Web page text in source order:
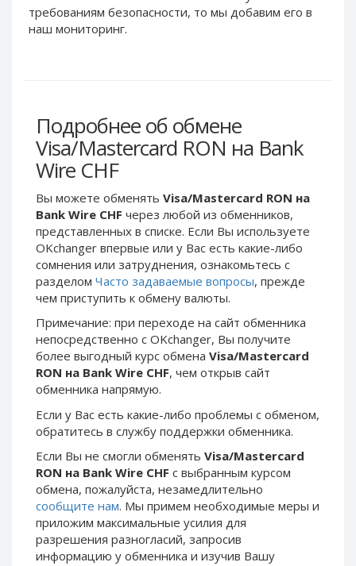
требованиям безопасности, то мы добавим его в
наш мониторинг.
Подробнее об обмене
Visa/Mastercard RON на Bank
Wire CHF
Вы можете обменять Visa/Mastercard RON на
Bank Wire CHF через любой из обменников,
представленных в списке. Если Вы используете
OKchanger впервые или у Вас есть какие-либо
сомнения или затруднения, ознакомьтесь с
разделом Часто задаваемые вопросы, прежде
чем приступить к обмену валюты.
Примечание: при переходе на сайт обменника
непосредственно c OKchanger, Вы получите
более выгодный курс обмена Visa/Mastercard
RON на Bank Wire CHF, чем открыв сайт
обменника напрямую.
Если у Вас есть какие-либо проблемы с обменом,
обратитесь в службу поддержки обменника.
Если Вы не смогли обменять Visa/Mastercard
RON на Bank Wire CHF с выбранным курсом
обмена, пожалуйста, незамедлительно
сообщите нам. Мы примем необходимые меры и
приложим максимальные усилия для
разрешения разногласий, запросив
информацию у обменника и изучив Вашу
Webmoney WMK
Skril EUR
Skril INR
Skril PLN
Skril GBP
Skril AUD
Skril NOK
Skril SEK
Paxum USD
Paxum EUR
Epay USD
Epay EUR
Phone Balance RUB
Phone Balance UAH
Phone Balance AMD
Neteller USD
Neteller EUR
Neteller INR
Neteller PLN
Neteller GBP
Webmoney WMK
Skril EUR
Skril INR
Skril GBP
Skril AUD
Skril NOK
Skril SEK
Paxum USD
Paxum EUR
Epay USD
Phone Balance UAH
Phone Balance AMD
Neteller USD
Neteller EUR
Neteller INR
Neteller PLN
Neteller GBP